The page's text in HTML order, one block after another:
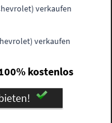
verkaufen
verkaufen
kostenlos